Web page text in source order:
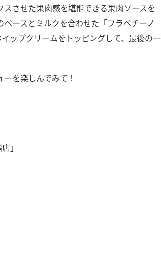
させた果肉感を堪能できる果肉ソースを
ースとミルクを合わせた「フラペチーノ
ップクリームをトッピングして、最後の一
ーを楽しんでみて！
」